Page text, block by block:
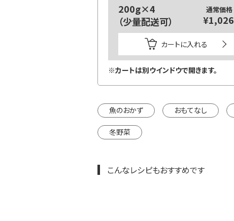
200g×4
（少量配送可）
通常価格
¥1,026
カートに入れる
※カートは別ウインドウで開きます。
魚のおかず おもてなし
冬野菜
こんなレシピもおすすめです